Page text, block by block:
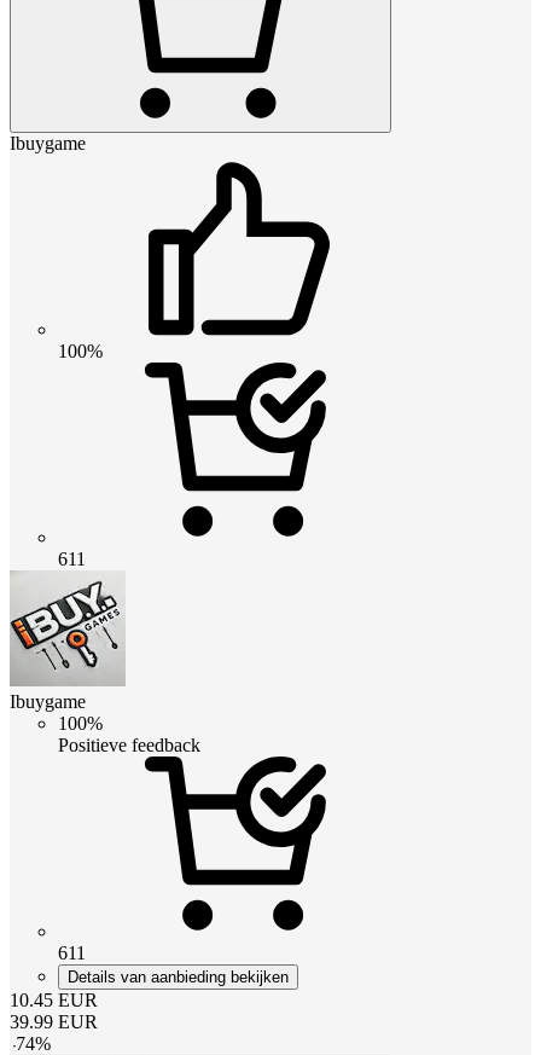
Ibuygame
100%
611
Ibuygame
100%
Positieve feedback
611
Details van aanbieding bekijken
10.45 EUR
39.99 EUR
-74%